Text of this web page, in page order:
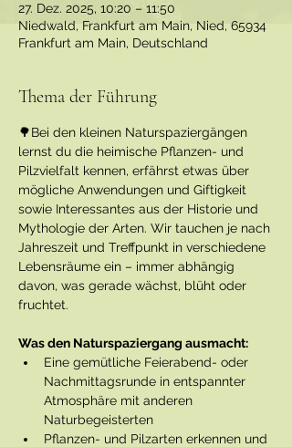
27. Dez. 2025, 10:20 – 11:50
Niedwald, Frankfurt am Main, Nied, 65934
Frankfurt am Main, Deutschland
Thema der Führung
🌳Bei den kleinen Naturspaziergängen
lernst du die heimische Pflanzen- und
Pilzvielfalt kennen, erfährst etwas über
mögliche Anwendungen und Giftigkeit
sowie Interessantes aus der Historie und
Mythologie der Arten. Wir tauchen je nach
Jahreszeit und Treffpunkt in verschiedene
Lebensräume ein – immer abhängig
davon, was gerade wächst, blüht oder
fruchtet.
Was den Naturspaziergang ausmacht:
Eine gemütliche Feierabend- oder
Nachmittagsrunde in entspannter
Atmosphäre mit anderen
Naturbegeisterten
Pflanzen- und Pilzarten erkennen und